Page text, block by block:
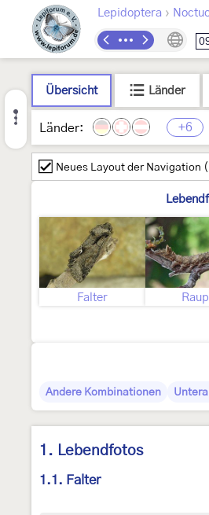
Lepidoptera ›
Übersicht Länder
Länder: +6
Neues Layout der Navigation
Falter
Andere Kombinationen
1. Lebendfotos
1.1. Falter